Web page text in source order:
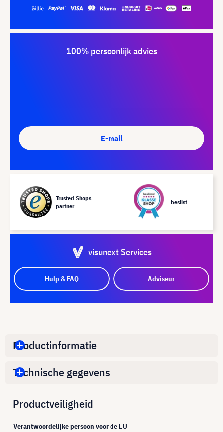
100% persoonlijk advies
E-mail
Trusted Shops
partner
beslist
visunext Services
Hulp & FAQ Adviseur
Productinformatie
Technische gegevens
Productveiligheid
Verantwoordelijke persoon voor de EU